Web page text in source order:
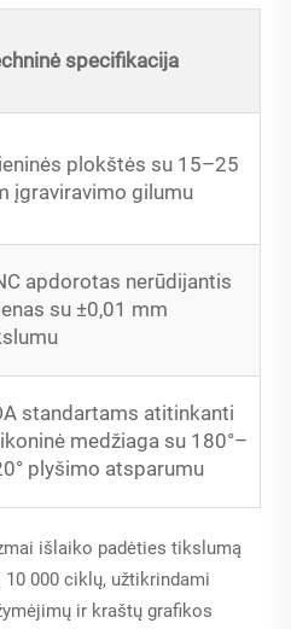
specifikacija
plokštės su 15–25
įgraviravimo gilumu
apdorotas nerūdijantis
su ±0,01 mm
standartams atitinkanti
medžiaga su 180°–
plyšimo atsparumu
išlaiko padėties tikslumą
000 ciklų, užtikrindami
ir kraštų grafikos